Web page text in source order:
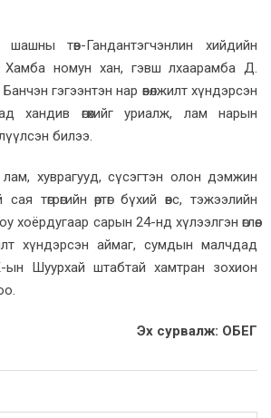
төв-Гандантэгчэнлин хийдийн
Хамба номун хан, гэвш лхаарамба Д.
гэгээнтэн нар өвөлжилт хүндэрсэн
хандив өгөхийг уриалж, лам нарын
билээ.
хуврагууд, сүсэгтэн олон дэмжин
төгрөгийн өртөг бүхий өвс, тэжээлийн
хоёрдугаар сарын 24-нд хүлээлгэн өглөө.
хүндэрсэн аймаг, сумдын малчдад
Шуурхай штабтай хамтран зохион
Эх сурвалж: ОБЕГ